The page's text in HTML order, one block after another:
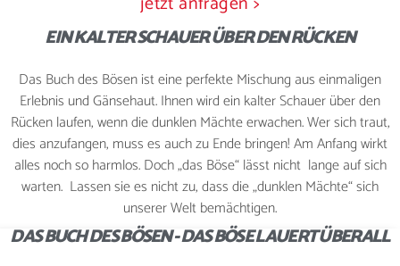
KONTAKT
JETZT BUCHEN
EIN KALTER SCHAUER ÜBER DEN RÜCKEN
Das Buch des Bösen ist eine perfekte Mischung aus einmaligen
Erlebnis und Gänsehaut. Ihnen wird ein kalter Schauer über den
Rücken laufen, wenn die dunklen Mächte erwachen. Wer sich traut,
dies anzufangen, muss es auch zu Ende bringen! Am Anfang wirkt
alles noch so harmlos. Doch „das Böse“ lässt nicht lange auf sich
warten. Lassen sie es nicht zu, dass die „dunklen Mächte“ sich
unserer Welt bemächtigen.
DAS BUCH DES BÖSEN - DAS BÖSE LAUERT ÜBERALL